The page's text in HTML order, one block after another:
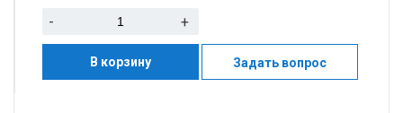
- +
В корзину Задать вопрос